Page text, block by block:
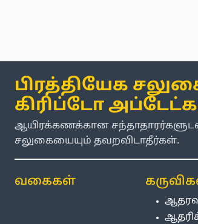
பிரத்தியேக
கிரிப்டோ
ஆயிரக்கணக்கான
சலுகையையும் தவறவிடாதீர்கள்.
வகைகள்